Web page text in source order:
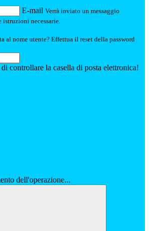
E-mail Verrà inviato un messaggio
necessarie.
al nome utente? Effettua il reset della password
controllare la casella di posta elettronica!
dell'operazione...